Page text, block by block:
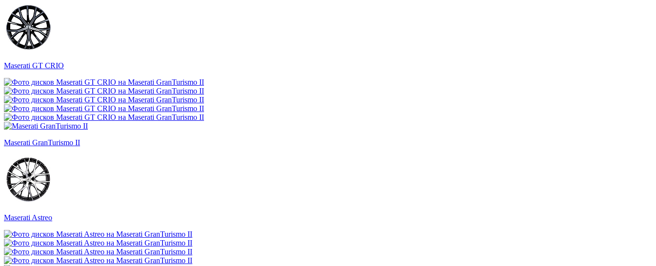
Maserati GT CRIO
Maserati GranTurismo II
Maserati Astreo